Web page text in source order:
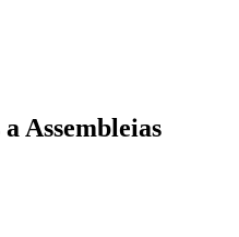
Assembleias